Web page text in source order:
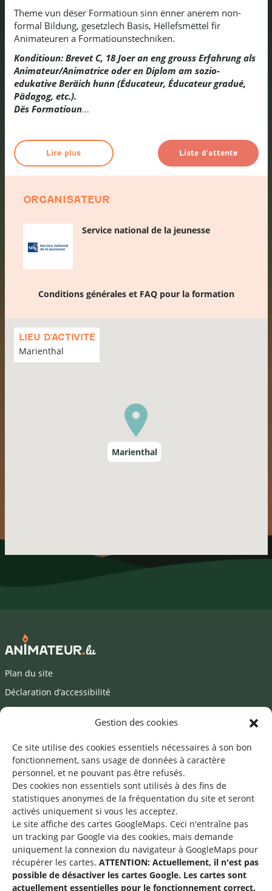
Gestion des cookies
Ce site utilise des cookies essentiels nécessaires à son bon
fonctionnement, sans usage de données à caractère
personnel, et ne pouvant pas être refusés.
Des cookies non essentiels sont utilisés à des fins de
statistiques anonymes de la fréquentation du site et seront
activés uniquement si vous les acceptez.
Le site affiche des cartes GoogleMaps. Ceci n'entraîne pas
un tracking par Google via des cookies, mais demande
uniquement la connexion du navigateur à GoogleMaps pour
récupérer les cartes. ATTENTION: Actuellement, il n'est pas
possible de désactiver les cartes Google. Les cartes sont
actuellement essentielles pour le fonctionnement correct.
Theme vun dëser Formatioun sinn ënner anerem non-
formal Bildung, gesetzlech Basis, Hëllefsmëttel fir
Animateuren a Formatiounstechniken.
Konditioun: Brevet C, 18 Joer an eng grouss Erfahrung als
Animateur/Animatrice oder en Diplom am sozio-
edukative Beräich hunn (Éducateur, Éducateur gradué,
Pädagog, etc.).
Dës Formatioun...
Lire plus Liste d'attente
ORGANISATEUR
Service national de la jeunesse
Conditions générales et FAQ pour la formation
LIEU D'ACTIVITÉ
Marienthal
Passer
carte
Marienthal
Plan du site
Déclaration d’accessibilité
Mentions légales
Une offre du
Service national de la jeunesse